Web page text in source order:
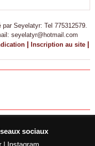
Seyelatyr: Tel 775312579.
seyelatyr@hotmail.com
| Inscription au site |
sociaux
| Instagram